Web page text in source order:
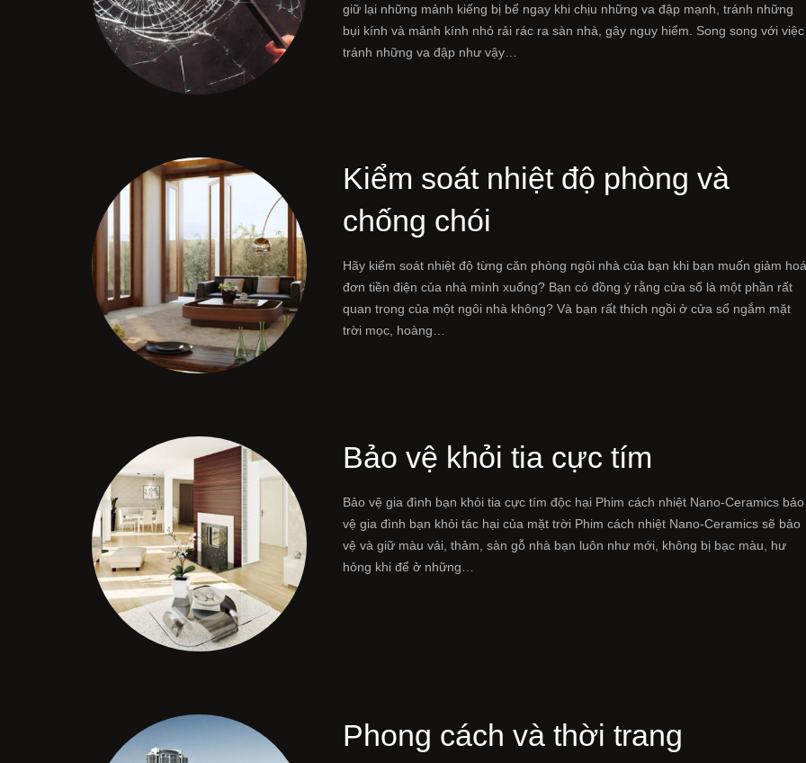
giữ lại những mảnh kiếng bị bể ngay khi chịu những va đập mạnh, tránh những
bụi kính và mảnh kính nhỏ rải rác ra sàn nhà, gây nguy hiểm. Song song với việc
tránh những va đập như vậy…
Kiểm soát nhiệt độ phòng và
chống chói
Hãy kiểm soát nhiệt độ từng căn phòng ngôi nhà của bạn khi bạn muốn giảm
đơn tiền điện của nhà mình xuống? Bạn có đồng ý rằng cửa sổ là một phần rất
quan trọng của một ngôi nhà không? Và bạn rất thích ngồi ở cửa sổ ngắm mặt
trời mọc, hoàng…
Bảo vệ khỏi tia cực tím
Bảo vệ gia đình bạn khỏi tia cực tím độc hại Phim cách nhiệt Nano-Ceramics bảo
vệ gia đình bạn khỏi tác hại của mặt trời Phim cách nhiệt Nano-Ceramics sẽ bảo
vệ và giữ màu vải, thảm, sàn gỗ nhà bạn luôn như mới, không bị bạc màu, hư
hỏng khi để ở những…
Phong cách và thời trang